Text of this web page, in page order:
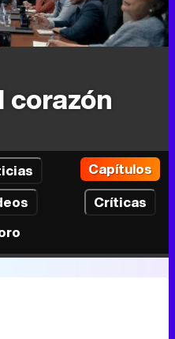
corazón
Capítulos
Críticas